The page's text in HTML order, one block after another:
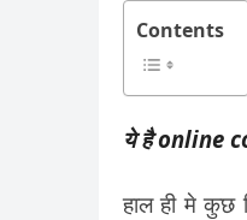
Contents
ये है online
हाल ही मे